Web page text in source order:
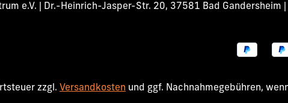
e.V. | Dr.-Heinrich-Jasper-Str. 20, 37581 Bad Gandersheim
zzgl. Versandkosten und ggf. Nachnahmegebühren,